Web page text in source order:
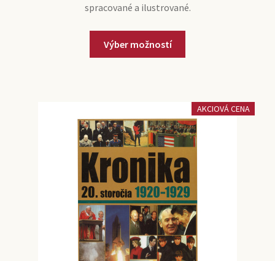
spracované a ilustrované.
Výber možností
AKCIOVÁ CENA